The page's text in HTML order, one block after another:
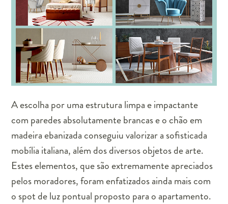
A escolha por uma estrutura limpa e impactante
com paredes absolutamente brancas e o chão em
madeira ebanizada conseguiu valorizar a sofisticada
mobília italiana, além dos diversos objetos de arte.
Estes elementos, que são extremamente apreciados
pelos moradores, foram enfatizados ainda mais com
o spot de luz pontual proposto para o apartamento.